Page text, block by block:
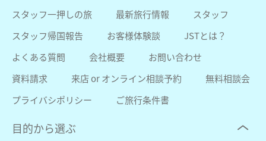
スタッフ一押しの旅
最新旅行情報
スタッフ
スタッフ帰国報告
お客様体験談
JSTとは？
よくある質問
会社概要
お問い合わせ
資料請求
来店 or オンライン相談予約
無料相談会
プライバシポリシー
ご旅行条件書
目的から選ぶ